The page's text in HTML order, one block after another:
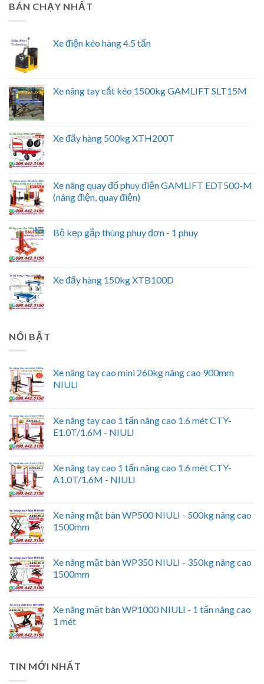
BÁN CHẠY NHẤT
Xe điện kéo hàng 4.5 tấn
Xe nâng tay cắt kéo 1500kg GAMLIFT SLT15M
Xe đẩy hàng 500kg XTH200T
Xe nâng quay đổ phuy điện GAMLIFT EDT500-M
(nâng điện, quay điện)
Bộ kẹp gắp thùng phuy đơn - 1 phuy
Xe đẩy hàng 150kg XTB100D
NỔI BẬT
Xe nâng tay cao mini 260kg nâng cao 900mm
NIULI
Xe nâng tay cao 1 tấn nâng cao 1.6 mét CTY-
E1.0T/1.6M - NIULI
Xe nâng tay cao 1 tấn nâng cao 1.6 mét CTY-
A1.0T/1.6M - NIULI
Xe nâng mặt bàn WP500 NIULI - 500kg nâng cao
1500mm
Xe nâng mặt bàn WP350 NIULI - 350kg nâng cao
1500mm
Xe nâng mặt bàn WP1000 NIULI - 1 tấn nâng cao
1 mét
TIN MỚI NHẤT